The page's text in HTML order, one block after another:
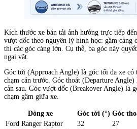
Kích thước xe bán tải ảnh hưởng trực tiếp
vượt dốc theo nguyên lý hình học: gầm càng
thì các góc càng lớn. Cụ thể, ba góc này
ngại vật.
Góc tới (Approach Angle) là góc tối đa xe có
chạm cản trước. Góc thoát (Departure
cản sau. Góc vượt dốc (Breakover Angle) là
chạm gầm giữa xe.
Dòng xe Góc tới (°) Góc
Ford Ranger Raptor
32 27